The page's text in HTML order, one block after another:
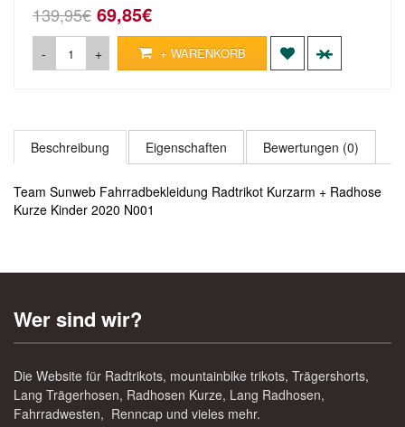
139,95€ 69,85€
- + + WARENKORB
Beschreibung Eigenschaften Bewertungen (0)
Team Sunweb Fahrradbekleidung Radtrikot Kurzarm + Radhose
Kurze Kinder 2020 N001
Wer sind wir?
Die Website für Radtrikots, mountainbike trikots, Trägershorts,
Lang Trägerhosen, Radhosen Kurze, Lang Radhosen,
Fahrradwesten, Renncap und vieles mehr.